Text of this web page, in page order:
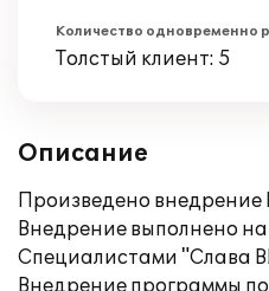
Количество одновременно
Толстый клиент: 5
Описание
Произведено внедрение
Внедрение выполнено
Специалистами "Слава
Внедрение программы